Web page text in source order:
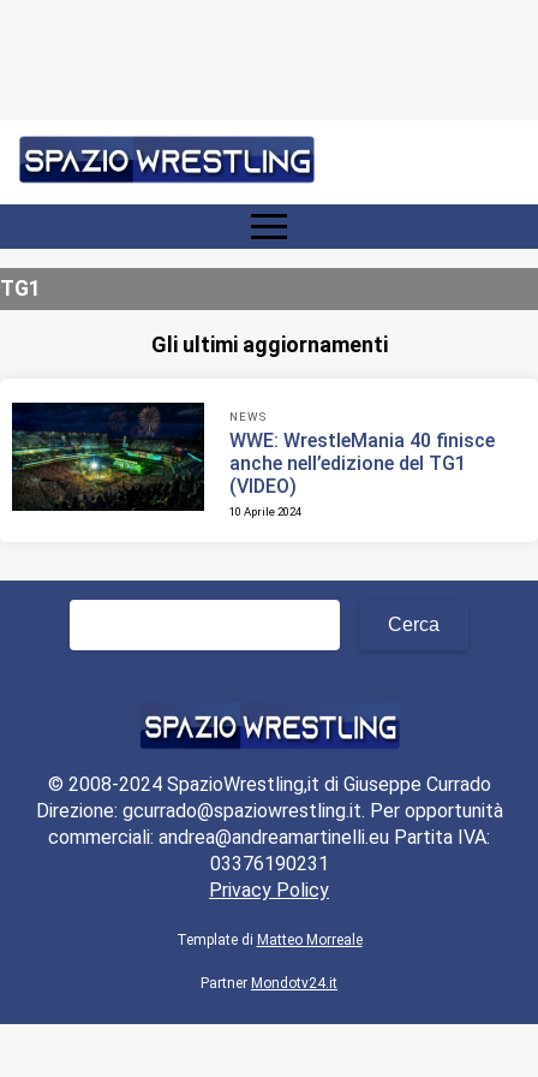
TG1
Gli ultimi aggiornamenti
NEWS
WWE: WrestleMania 40 finisce
anche nell’edizione del TG1
(VIDEO)
10 Aprile 2024
Ricerca
© 2008-2024 SpazioWrestling,it di Giuseppe Currado
Direzione: gcurrado@spaziowrestling.it. Per opportunità
commerciali: andrea@andreamartinelli.eu Partita IVA:
03376190231
Privacy Policy
Template di Matteo Morreale
Partner Mondotv24.it